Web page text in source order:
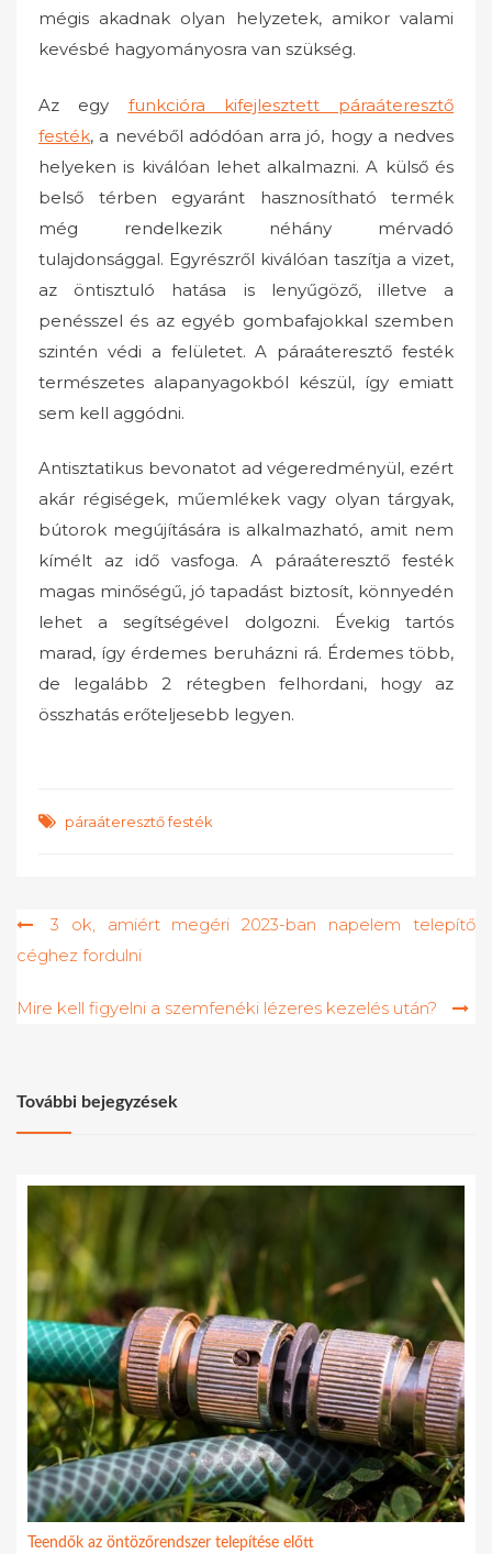
mégis akadnak olyan helyzetek, amikor valami
kevésbé hagyományosra van szükség.
Az egy funkcióra kifejlesztett páraáteresztő
festék, a nevéből adódóan arra jó, hogy a nedves
helyeken is kiválóan lehet alkalmazni. A külső és
belső térben egyaránt hasznosítható termék
még rendelkezik néhány mérvadó
tulajdonsággal. Egyrészről kiválóan taszítja a vizet,
az öntisztuló hatása is lenyűgöző, illetve a
penésszel és az egyéb gombafajokkal szemben
szintén védi a felületet. A páraáteresztő festék
természetes alapanyagokból készül, így emiatt
sem kell aggódni.
Antisztatikus bevonatot ad végeredményül, ezért
akár régiségek, műemlékek vagy olyan tárgyak,
bútorok megújítására is alkalmazható, amit nem
kímélt az idő vasfoga. A páraáteresztő festék
magas minőségű, jó tapadást biztosít, könnyedén
lehet a segítségével dolgozni. Évekig tartós
marad, így érdemes beruházni rá. Érdemes több,
de legalább 2 rétegben felhordani, hogy az
összhatás erőteljesebb legyen.
páraáteresztő festék
Bejegyzés
navigáció
3 ok, amiért megéri 2023-ban napelem telepítő
céghez fordulni
Mire kell figyelni a szemfenéki lézeres kezelés után?
További bejegyzések
Teendők az öntözőrendszer telepítése előtt